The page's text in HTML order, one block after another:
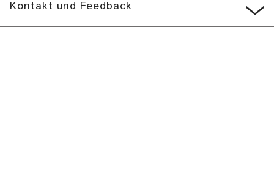
Kontakt und Feedback